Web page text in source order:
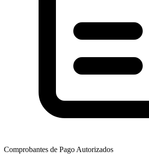
Comprobantes de Pago Autorizados